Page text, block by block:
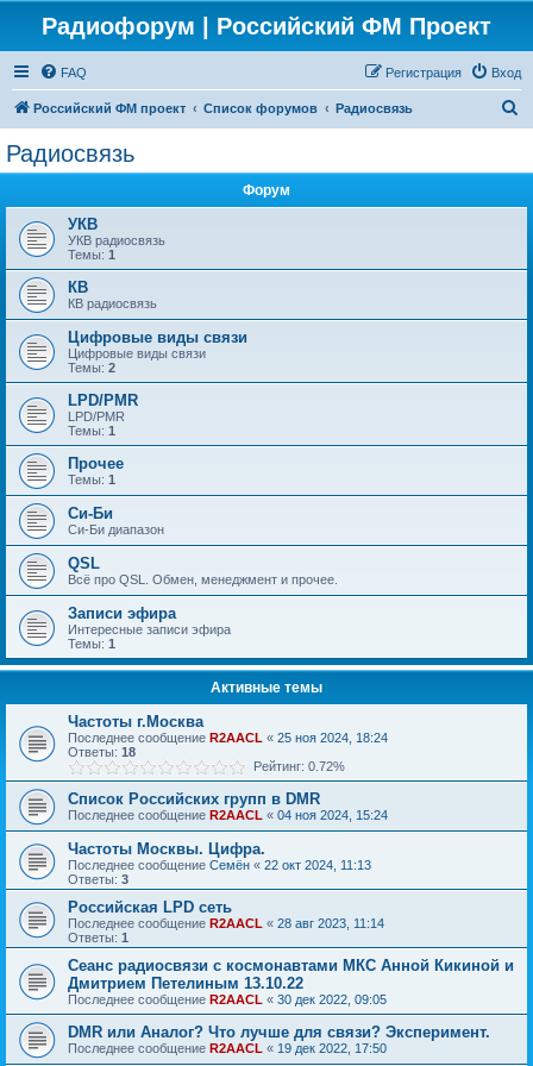
Радиофорум | Российский ФМ Проект
FAQ Вход
Регистрация
Российский ФМ проект Список форумов Радиосвязь
Радиосвязь
Форум
УКВ
УКВ радиосвязь
Темы: 1
КВ
КВ радиосвязь
Цифровые виды связи
Цифровые виды связи
Темы: 2
LPD/PMR
LPD/PMR
Темы: 1
Прочее
Темы: 1
Си-Би
Си-Би диапазон
QSL
Всё про QSL. Обмен, менеджмент и прочее.
Записи эфира
Интересные записи эфира
Темы: 1
Активные темы
Частоты г.Москва
Последнее сообщение R2AACL « 25 ноя 2024, 18:24
Ответы: 18
Рейтинг: 0.72%
Список Российских групп в DMR
Последнее сообщение R2AACL « 04 ноя 2024, 15:24
Частоты Москвы. Цифра.
Последнее сообщение Семён « 22 окт 2024, 11:13
Ответы: 3
Российская LPD сеть
Последнее сообщение R2AACL « 28 авг 2023, 11:14
Ответы: 1
Сеанс радиосвязи с космонавтами МКС Анной Кикиной и
Дмитрием Петелиным 13.10.22
Последнее сообщение R2AACL « 30 дек 2022, 09:05
DMR или Аналог? Что лучше для связи? Эксперимент.
Последнее сообщение R2AACL « 19 дек 2022, 17:50